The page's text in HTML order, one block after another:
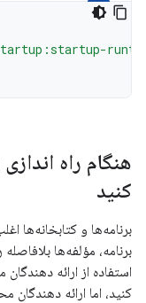
هنگام راه
کنید
برنامه‌ها و کتابخانه‌ها
برنامه، مؤلفه‌ها
استفاده از ارائه
کنید، اما ارائه دهندگان